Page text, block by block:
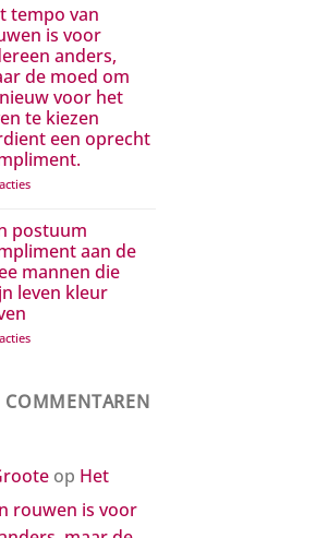
tempo van
is voor
anders,
de moed om
voor het
te kiezen
een oprecht
op
van
rouwen
is
voor
iedereen
anders,
moed
het
leven
oprecht
postuum
aan de
mannen die
leven kleur
op
aan
de
leven
gaven
COMMENTAREN
op Het
rouwen is voor